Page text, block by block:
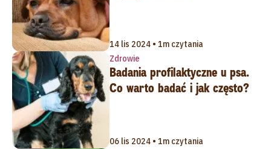
14 lis 2024 • 1m czytania
Zdrowie
Badania profilaktyczne u psa.
Co warto badać i jak często?
06 lis 2024 • 1m czytania